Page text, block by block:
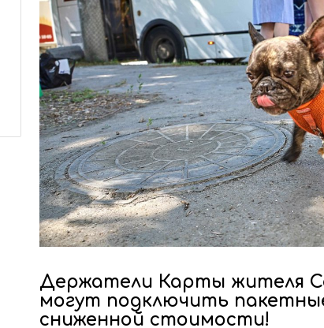
Держатели Карты жителя
могут подключить
сниженной стоимости!